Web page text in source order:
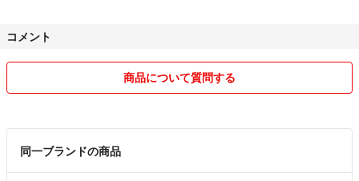
コメント
商品について質問する
同一ブランドの商品